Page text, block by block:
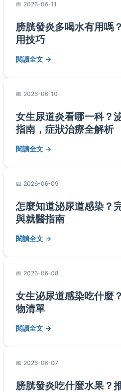
2026-06-11
膀胱發炎多喝水有用嗎
用技巧
閱讀全文
2026-06-10
女生尿道炎看哪一科？
指南，症狀治療全解析
閱讀全文
2026-06-09
怎麼知道泌尿道感染？
與就醫指南
閱讀全文
2026-06-08
女生泌尿道感染吃什麼
物清單
閱讀全文
2026-06-07
膀胱發炎吃什麼水果？